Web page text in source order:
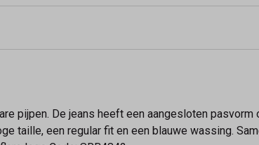
pijpen. De jeans heeft een aangesloten
taille, een regular fit en een blauwe wassing.